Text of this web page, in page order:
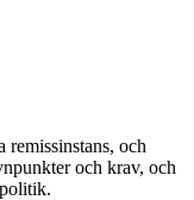
remissinstans, och
och krav, och